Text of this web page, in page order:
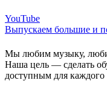
YouTube
Выпускаем большие и
Мы любим музыку,
Наша цель — сделать
доступным для каждого